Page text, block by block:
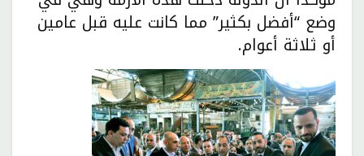
وضع “أفضل بكثير” مما كانت عليه قبل عامين
أو ثلاثة أعوام.